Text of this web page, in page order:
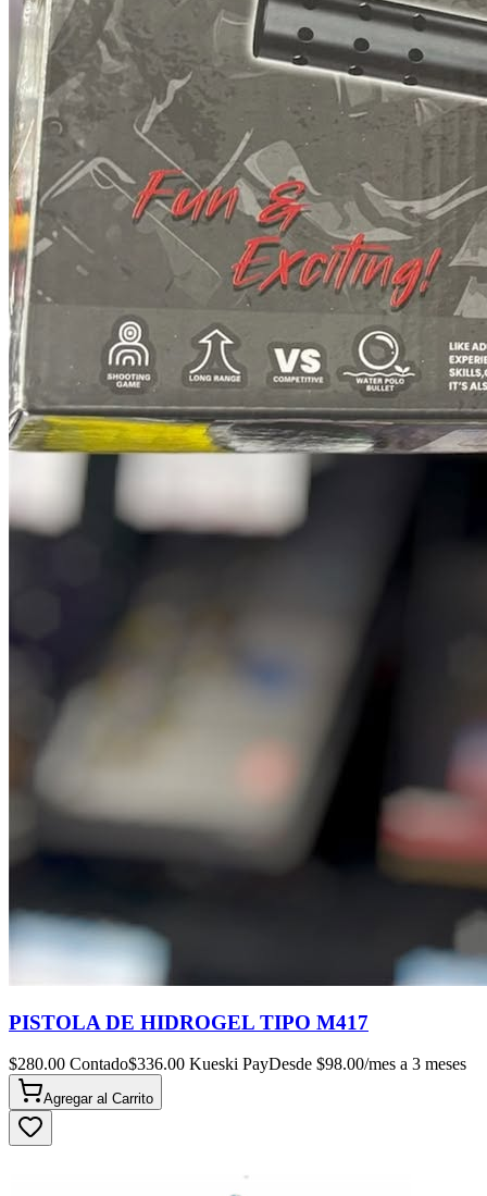
PISTOLA DE HIDROGEL TIPO M417
$280.00 Contado$336.00 Kueski PayDesde $98.00/mes a 3 meses
Agregar al Carrito